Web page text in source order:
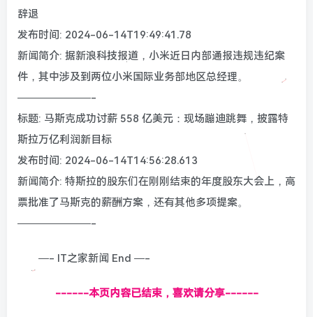
辞退
发布时间: 2024-06-14T19:49:41.78
新闻简介: 据新浪科技报道，小米近日内部通报违规违纪案
件，其中涉及到两位小米国际业务部地区总经理。
———————-
标题: 马斯克成功讨薪 558 亿美元：现场蹦迪跳舞，披露特
斯拉万亿利润新目标
发布时间: 2024-06-14T14:56:28.613
新闻简介: 特斯拉的股东们在刚刚结束的年度股东大会上，高
票批准了马斯克的薪酬方案，还有其他多项提案。
———————-
—- IT之家新闻 End —-
------本页内容已结束，喜欢请分享------